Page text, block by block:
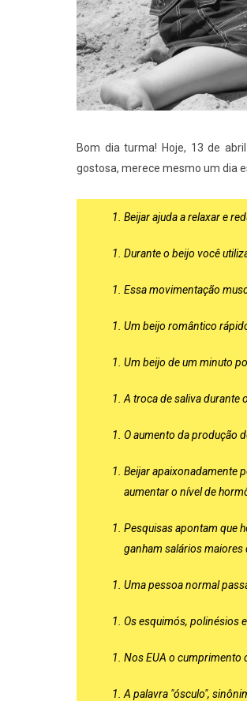
Bom dia turma! Hoje, 13 de
gostosa, merece mesmo um dia
Beijar ajuda a relaxar e
Durante o beijo você
Essa movimentação
Um beijo romântico
Um beijo de um minuto
A troca de saliva durante
O aumento da produção
Beijar apaixonadamente
aumentar o nível de
Pesquisas apontam que
ganham salários maiores
Uma pessoa normal
Os esquimós, polinésios
Nos EUA o cumprimento
A palavra "ósculo",